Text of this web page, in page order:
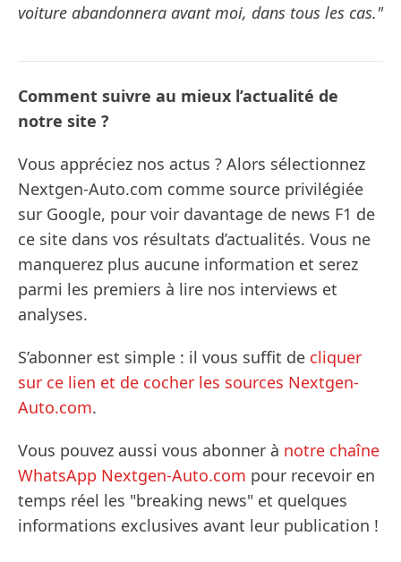
voiture abandonnera avant moi, dans tous les cas."
Comment suivre au mieux l’actualité de
notre site ?
Vous appréciez nos actus ? Alors sélectionnez
Nextgen-Auto.com comme source privilégiée
sur Google, pour voir davantage de news F1 de
ce site dans vos résultats d’actualités. Vous ne
manquerez plus aucune information et serez
parmi les premiers à lire nos interviews et
analyses.
S’abonner est simple : il vous suffit de cliquer
sur ce lien et de cocher les sources Nextgen-
Auto.com.
Vous pouvez aussi vous abonner à notre chaîne
WhatsApp Nextgen-Auto.com pour recevoir en
temps réel les "breaking news" et quelques
informations exclusives avant leur publication !